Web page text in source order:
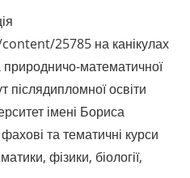
25785 на канікулах
математичної
післядипломної освіти
імені Бориса
та тематичні курси
фізики, біології,